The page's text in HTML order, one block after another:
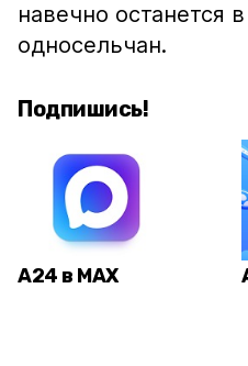
навечно останется
односельчан.
Подпишись!
А24 в MAX